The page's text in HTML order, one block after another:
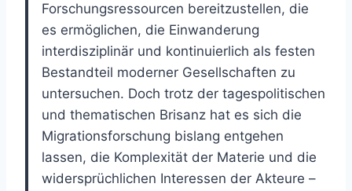
Forschungsressourcen bereitzustellen, die
es ermöglichen, die Einwanderung
interdisziplinär und kontinuierlich als festen
Bestandteil moderner Gesellschaften zu
untersuchen. Doch trotz der tagespolitischen
und thematischen Brisanz hat es sich die
Migrationsforschung bislang entgehen
lassen, die Komplexität der Materie und die
widersprüchlichen Interessen der Akteure –